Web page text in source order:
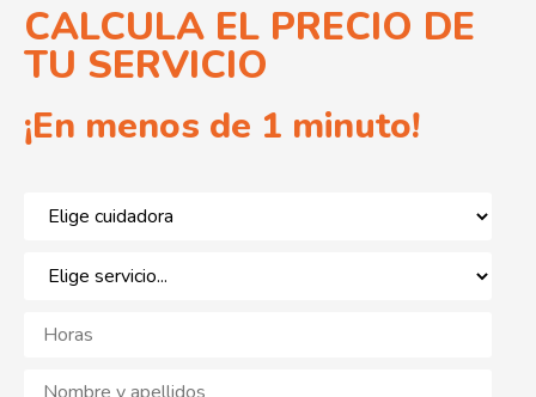
CALCULA EL PRECIO DE
TU SERVICIO
¡En menos de 1 minuto!